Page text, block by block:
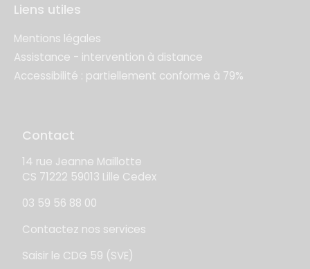
Liens utiles
Mentions légales
Assistance - intervention à distance
Accessibilité : partiellement conforme à 79%
Contact
14 rue Jeanne Maillotte
CS 71222 59013 Lille Cedex
03 59 56 88 00
Contactez nos services
Saisir le CDG 59 (SVE)